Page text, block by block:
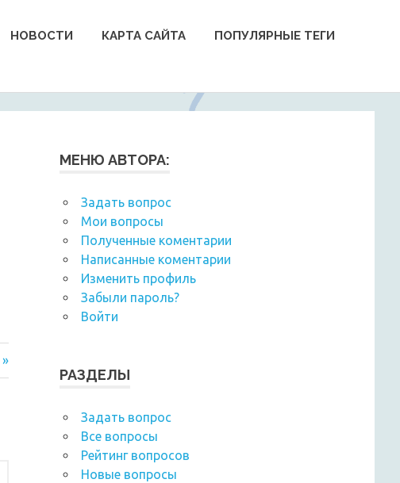
НОВОСТИ КАРТА САЙТА ПОПУЛЯРНЫЕ ТЕГИ
МЕНЮ АВТОРА:
Задать вопрос
Мои вопросы
Полученные коментарии
Написанные коментарии
Изменить профиль
Забыли пароль?
Войти
РАЗДЕЛЫ
Задать вопрос
Все вопросы
Рейтинг вопросов
Новые вопросы